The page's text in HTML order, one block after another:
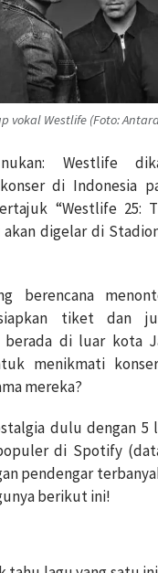
vokal Westlife (Foto:
Westlife
di Indonesia
“Westlife 25:
digelar di
berencana
tiket dan
di luar kota
menikmati
mereka?
dulu dengan 5
di Spotify
pendengar
berikut ini!